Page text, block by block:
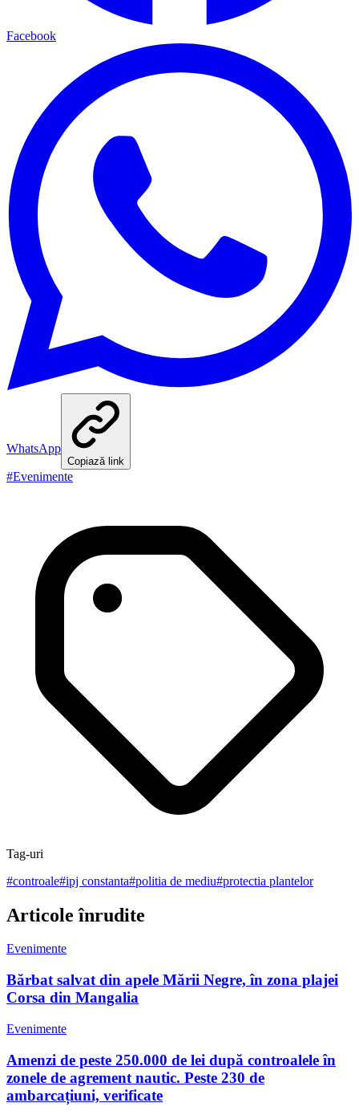
Facebook
WhatsApp
Copiază link
#Evenimente
Tag-uri
#controale#ipj constanta#politia de mediu#protectia plantelor
Articole înrudite
Evenimente
Bărbat salvat din apele Mării Negre, în zona plajei
Corsa din Mangalia
Evenimente
Amenzi de peste 250.000 de lei după controalele în
zonele de agrement nautic. Peste 230 de
ambarcațiuni, verificate